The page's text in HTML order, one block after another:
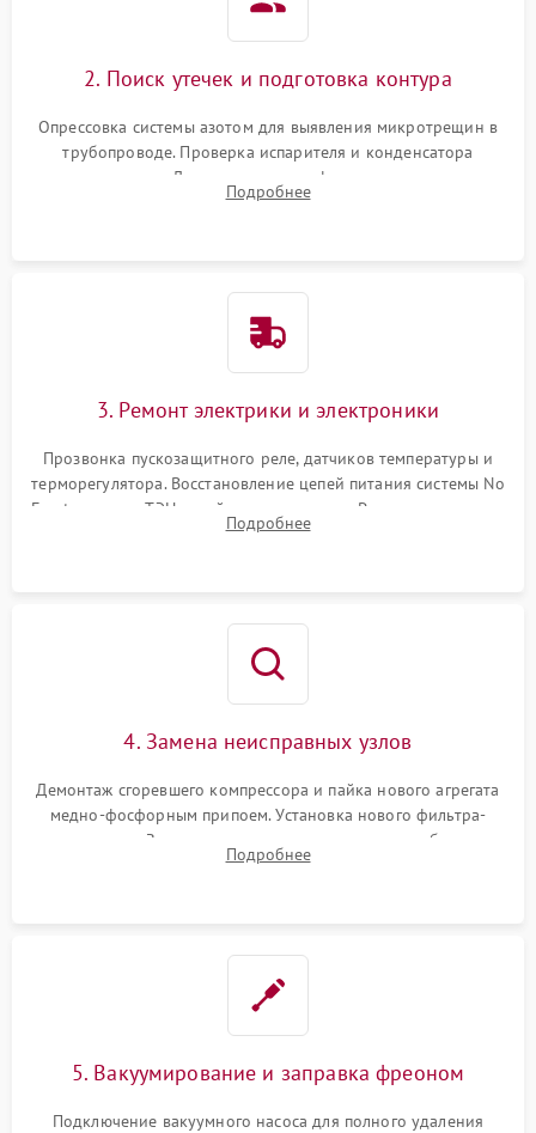
2. Поиск утечек и подготовка контура
Опрессовка системы азотом для выявления микротрещин в
трубопроводе. Проверка испарителя и конденсатора
течеискателем. Демонтаж старого фильтра-осушителя и
продувка капиллярной трубки для устранения засоров.
Подробнее
3. Ремонт электрики и электроники
Прозвонка пускозащитного реле, датчиков температуры и
терморегулятора. Восстановление цепей питания системы No
Frost, включая ТЭН оттайки и вентилятор. Ремонт или замена
платы управления при сбоях алгоритмов.
Подробнее
4. Замена неисправных узлов
Демонтаж сгоревшего компрессора и пайка нового агрегата
медно-фосфорным припоем. Установка нового фильтра-
осушителя. Замена изношенных вентиляторов обдува,
сломанных заслонок или поврежденных дверных петель.
Подробнее
5. Вакуумирование и заправка фреоном
Подключение вакуумного насоса для полного удаления